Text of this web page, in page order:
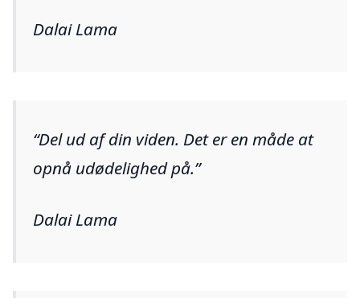
Dalai Lama
Del ud af din viden. Det er en måde at
opnå udødelighed på.
Dalai Lama